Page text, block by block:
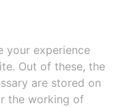
your experience
Out of these, the
are stored on
the working of